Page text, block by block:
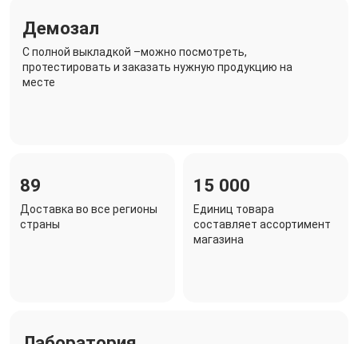
Демозал
C полной выкладкой –можно посмотреть,
протестировать и заказать нужную продукцию на
месте
89
Доставка во все регионы
страны
15 000
Единиц товара
составляет ассортимент
магазина